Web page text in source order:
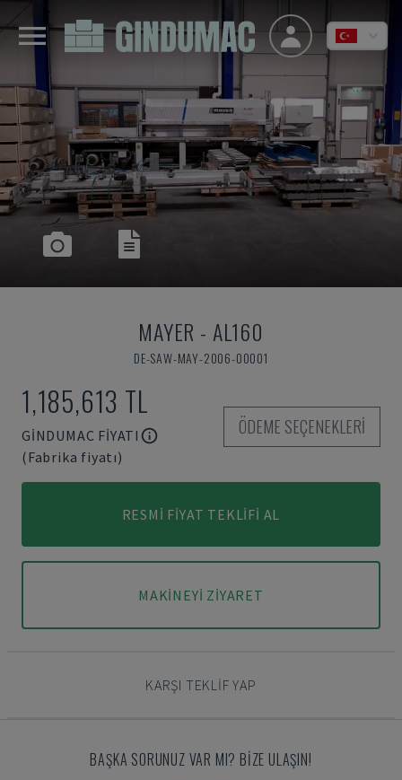
MAYER - AL160
DE-SAW-MAY-2006-00001
1,185,613 TL
GINDUMAC FIYATI
(Fabrika fiyatı)
ÖDEME SEÇENEKLERI
RESMI FIYAT TEKLIFI AL
MAKINEYI ZIYARET
KARŞI TEKLIF YAP
BAŞKA SORUNUZ VAR MI? BIZE ULAŞIN!